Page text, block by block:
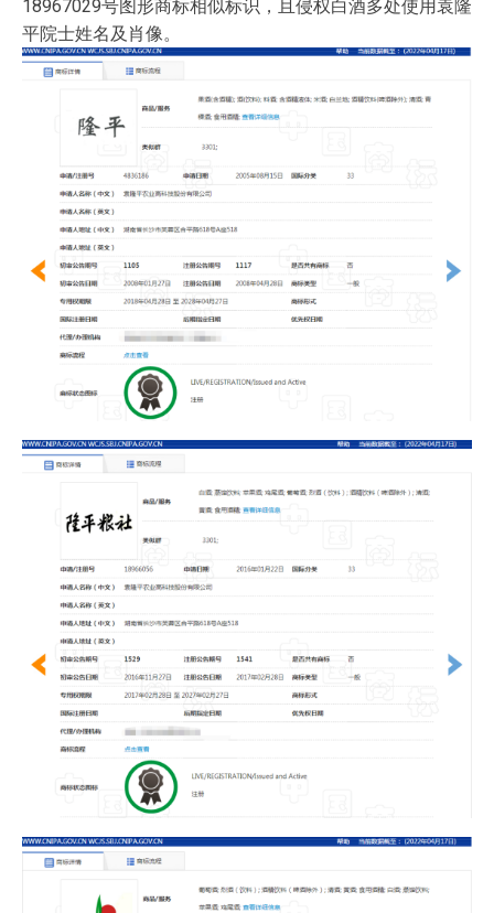
18967029号图形商标相似标识，且侵权白酒多处使用袁隆
平院士姓名及肖像。